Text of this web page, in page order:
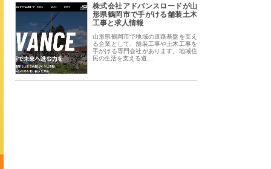
株式会社アドバンスロードが山
形県鶴岡市で手がける舗装土木
工事と求人情報
山形県鶴岡市で地域の道路基盤を支え
る企業として、舗装工事や土木工事を
手がける専門会社があります。地域住
民の生活を支える道…